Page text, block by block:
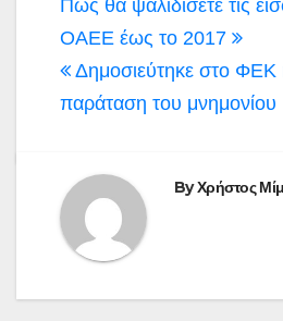
άρθρων
Πώς θα ψαλιδίσετε τις
ΟΑΕΕ έως το 2017
Δημοσιεύτηκε στο ΦΕΚ
παράταση του μνημονίου
ByΧρήστος